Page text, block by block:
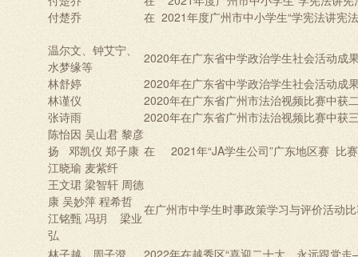
付楚乔
在 2021年度广州市中小学生“学宪法讲
温尔文、钟艾宁、
水梦缘等
2020年在广东省中学政治学生社会活动成
林舒婷
2020年在广东省中学政治学生社会活动成
林谨仪
2020年在广东省广州市法治视频比赛中获
张诗雨
2020年在广东省广州市法治视频比赛中获
陈怡因 吴山君 黎彦
扬 邓凯仪 郑子康
江晓瑜 麦紫纤
在 2021年“JA学生公司”广东地区赛 比
王文珺 梁智轩 周德
康 吴妙萍 程希哲
江铭甄 冯玥
梁业
弘
在广州市中学生时事政策学习与评价活动
林子越、周子澄 2022年在越秀区“喜迎二十大，永远跟党